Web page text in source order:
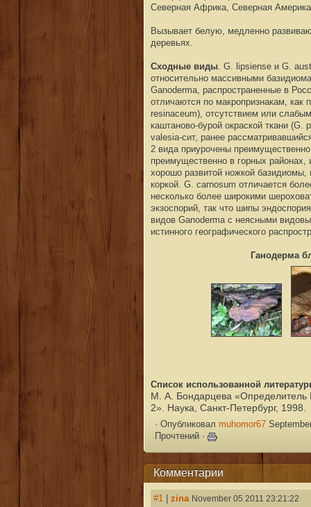
Северная Африка, Северная
Вызывает белую, медленно
деревьях.
Сходные виды. G. lipsiense и G.
относительно массивными
Ganoderma, распространенные в
отличаются по макропризнакам,
resinaceum), отсутствием или
каштаново-бурой окраской ткани
valesia-сит, ранее
2 вида приурочены
преимущественно в горных районах,
хорошо развитой ножкой базидиомы,
коркой. G. carnosum отличается
несколько более широкими
экзоспорий, так что шипы
видов Ganoderma с неясными
истинного географического
Ганодерма
Список использованной
М. А. Бондарцева
2». Наука, Санкт-Петербург, 1998.
· Опубликовал muhomor67
Прочтений ·
Комментарии
#1 zina November 05 2011 23:21:22